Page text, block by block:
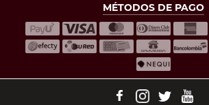
MÉTODOS DE PAGO